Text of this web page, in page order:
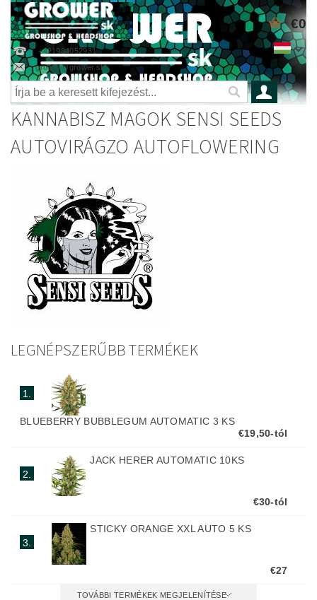
+421904052931
grower@grower.sk
€0
KANNABISZ MAGOK SENSI SEEDS
AUTOVIRÁGZO AUTOFLOWERING
LEGNÉPSZERŰBB TERMÉKEK
1.
BLUEBERRY BUBBLEGUM AUTOMATIC 3 KS
€19,50-tól
2.
JACK HERER AUTOMATIC 10KS
€30-tól
3.
STICKY ORANGE XXL AUTO 5 KS
€27
TOVÁBBI TERMÉKEK MEGJELENÍTÉSE